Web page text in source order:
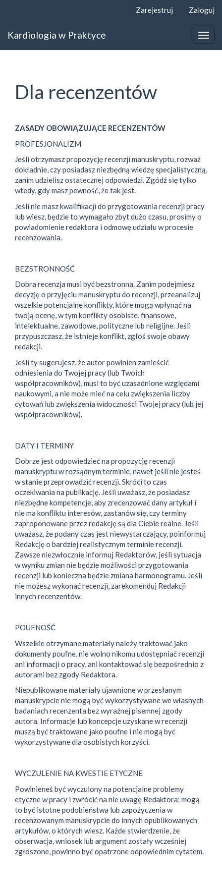
##plugins.themes.bootstrap3.accessible_menu.sidebar##
Zarejestruj Zaloguj
Kardiologia w Praktyce
Dla recenzentów
ZASADY OBOWIĄZUJĄCE RECENZENTÓW
PROFESJONALIZM
Jeśli otrzymasz propozycję recenzji manuskryptu, rozważ
dokładnie, czy posiadasz niezbędną wiedzę specjalistyczną,
zanim udzielisz ostatecznej odpowiedzi. Zgódź się tylko
wtedy, gdy masz pewność, że tak jest.
Jeśli nie masz kwalifikacji do przygotowania recenzji pracy
lub wiesz, będzie to wymagało zbyt dużo czasu, prosimy o
powiadomienie redaktora i odmowę udziału w procesie
recenzowania.
BEZSTRONNOŚĆ
Dobra recenzja musi być bezstronna. Zanim podejmiesz
decyzję o przyjęciu manuskryptu do recenzji, przeanalizuj
wszelkie potencjalne konflikty, które mogą wpłynąć na
twoją ocenę, w tym konflikty osobiste, finansowe,
intelektualne, zawodowe, polityczne lub religijne. Jeśli
przypuszczasz, że istnieje konflikt, zgłoś swoje obawy
redakcji.
Jeśli ty sugerujesz, że autor powinien zamieścić
odniesienia do Twojej pracy (lub Twoich
współpracowników), musi to być uzasadnione względami
naukowymi, a nie może mieć na celu zwiększenia liczby
cytowań lub zwiększenia widoczności Twojej pracy (lub jej
współpracowników).
DATY I TERMINY
Dobrze jest odpowiedzieć na propozycję recenzji
manuskryptu w rozsądnym terminie, nawet jeśli nie jesteś
w stanie przeprowadzić recenzji. Skróci to czas
oczekiwania na publikację. Jeśli uważasz, że posiadasz
niezbędne kompetencje, aby zrecenzować dany artykuł i
nie ma konfliktu interesów, zastanów się, czy terminy
zaproponowane przez redakcję są dla Ciebie realne. Jeśli
uważasz, że podany czas jest niewystarczający, poinformuj
Redakcję o bardziej realistycznym terminie recenzji.
Zawsze niezwłocznie informuj Redaktorów, jeśli sytuacja
w wyniku zmian nie będzie możliwości przygotowania
recenzji lub konieczna będzie zmiana harmonogramu. Jeśli
nie możesz wykonać recenzji, zarekomenduj Redakcji
innych recenzentów.
POUFNOŚĆ
Wszelkie otrzymane materiały należy traktować jako
dokumenty poufne, nie wolno nikomu udostępniać recenzji
ani informacji o pracy, ani kontaktować się bezpośrednio z
autorami bez zgody Redaktora.
Niepublikowane materiały ujawnione w przesłanym
manuskrypcie nie mogą być wykorzystywane we własnych
badaniach recenzenta bez wyraźnej pisemnej zgody
autora. Informacje lub koncepcje uzyskane w recenzji
muszą być traktowane jako poufne i nie mogą być
wykorzystywane dla osobistych korzyści.
WYCZULENIE NA KWESTIE ETYCZNE
Powinieneś być wyczulony na potencjalne problemy
etyczne w pracy i zwrócić na nie uwagę Redaktora; mogą
to być istotne podobieństwa lub zapożyczenia w
recenzowanym manuskrypcie do innych opublikowanych
artykułów, o których wiesz. Każde stwierdzenie, że
obserwacja, wniosek lub argument zostały wcześniej
zgłoszone, powinno być opatrzone odpowiednim cytatem.